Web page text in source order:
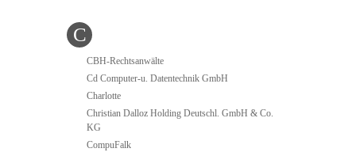
C
CBH-Rechtsanwälte
Cd Computer-u. Datentechnik GmbH
Charlotte
Christian Dalloz Holding Deutschl. GmbH & Co.
KG
CompuFalk